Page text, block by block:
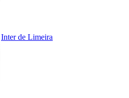
Inter de Limeira